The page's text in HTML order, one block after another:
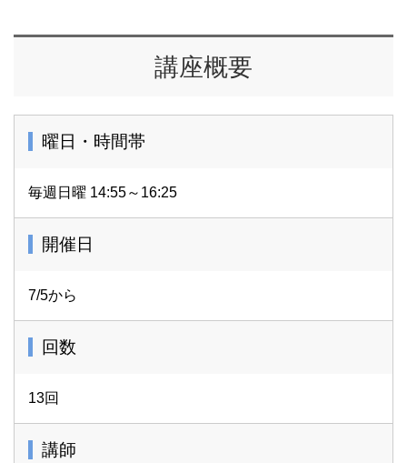
講座概要
曜日・時間帯
毎週日曜 14:55～16:25
開催日
7/5から
回数
13回
講師